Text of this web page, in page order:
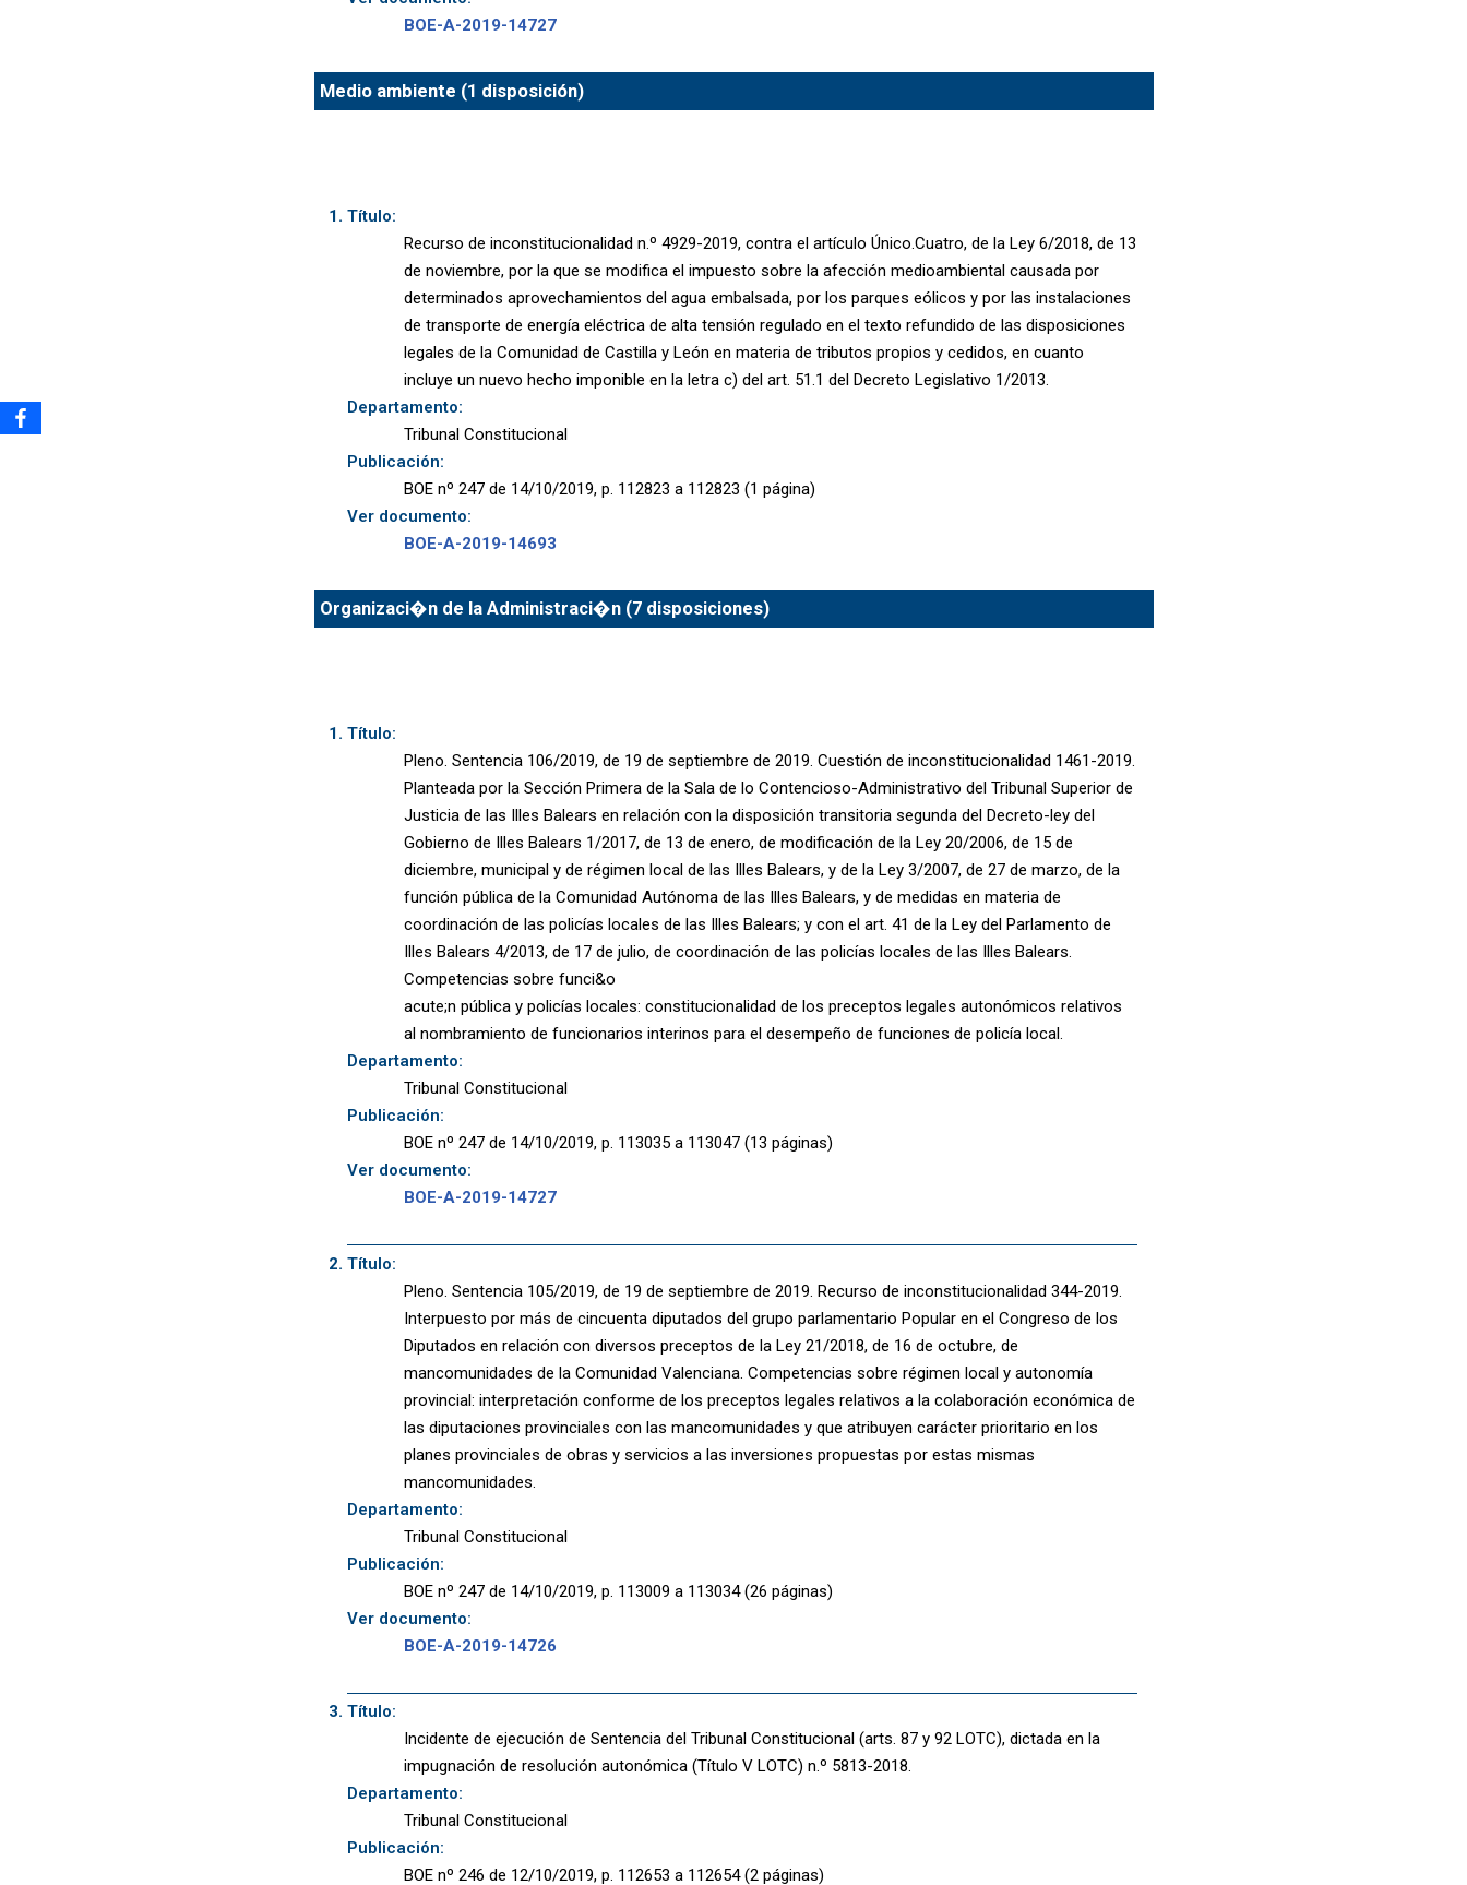
BOE-A-2019-14727
Medio ambiente (1 disposición)
Título:
Recurso de inconstitucionalidad n.º 4929-2019, contra el artículo Único.Cuatro, de la Ley 6/2018, de 13
de noviembre, por la que se modifica el impuesto sobre la afección medioambiental causada por
determinados aprovechamientos del agua embalsada, por los parques eólicos y por las instalaciones
de transporte de energía eléctrica de alta tensión regulado en el texto refundido de las disposiciones
legales de la Comunidad de Castilla y León en materia de tributos propios y cedidos, en cuanto
incluye un nuevo hecho imponible en la letra c) del art. 51.1 del Decreto Legislativo 1/2013.
Departamento:
Tribunal Constitucional
Publicación:
BOE nº 247 de 14/10/2019, p. 112823 a 112823 (1 página)
Ver documento:
BOE-A-2019-14693
Organizaci�n de la Administraci�n (7 disposiciones)
Título:
Pleno. Sentencia 106/2019, de 19 de septiembre de 2019. Cuestión de inconstitucionalidad 1461-2019.
Planteada por la Sección Primera de la Sala de lo Contencioso-Administrativo del Tribunal Superior de
Justicia de las Illes Balears en relación con la disposición transitoria segunda del Decreto-ley del
Gobierno de Illes Balears 1/2017, de 13 de enero, de modificación de la Ley 20/2006, de 15 de
diciembre, municipal y de régimen local de las Illes Balears, y de la Ley 3/2007, de 27 de marzo, de la
función pública de la Comunidad Autónoma de las Illes Balears, y de medidas en materia de
coordinación de las policías locales de las Illes Balears; y con el art. 41 de la Ley del Parlamento de
Illes Balears 4/2013, de 17 de julio, de coordinación de las policías locales de las Illes Balears.
Competencias sobre funci&o
acute;n pública y policías locales: constitucionalidad de los preceptos legales autonómicos relativos
al nombramiento de funcionarios interinos para el desempeño de funciones de policía local.
Departamento:
Tribunal Constitucional
Publicación:
BOE nº 247 de 14/10/2019, p. 113035 a 113047 (13 páginas)
Ver documento:
BOE-A-2019-14727
Título:
Pleno. Sentencia 105/2019, de 19 de septiembre de 2019. Recurso de inconstitucionalidad 344-2019.
Interpuesto por más de cincuenta diputados del grupo parlamentario Popular en el Congreso de los
Diputados en relación con diversos preceptos de la Ley 21/2018, de 16 de octubre, de
mancomunidades de la Comunidad Valenciana. Competencias sobre régimen local y autonomía
provincial: interpretación conforme de los preceptos legales relativos a la colaboración económica de
las diputaciones provinciales con las mancomunidades y que atribuyen carácter prioritario en los
planes provinciales de obras y servicios a las inversiones propuestas por estas mismas
mancomunidades.
Departamento:
Tribunal Constitucional
Publicación:
BOE nº 247 de 14/10/2019, p. 113009 a 113034 (26 páginas)
Ver documento:
BOE-A-2019-14726
Título:
Incidente de ejecución de Sentencia del Tribunal Constitucional (arts. 87 y 92 LOTC), dictada en la
impugnación de resolución autonómica (Título V LOTC) n.º 5813-2018.
Departamento:
Tribunal Constitucional
Publicación:
BOE nº 246 de 12/10/2019, p. 112653 a 112654 (2 páginas)